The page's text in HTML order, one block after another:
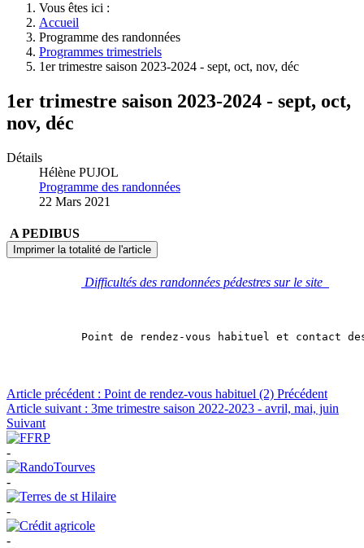
Vous êtes ici :
Accueil
Programme des randonnées
Programmes trimestriels
1er trimestre saison 2023-2024 - sept, oct, nov, déc
1er trimestre saison 2023-2024 - sept, oct,
nov, déc
Détails
Hélène PUJOL
Programme des randonnées
22 Mars 2021
A PEDIBUS
Imprimer la totalité de l'article
Difficultés des randonnées pédestres sur le site
Point de rendez-vous habituel et contact
Article précédent : Point de rendez-vous habituel (2) Précédent
Article suivant : 3me trimestre saison 2022-2023 - avril, mai, juin
Suivant
-
-
-
-